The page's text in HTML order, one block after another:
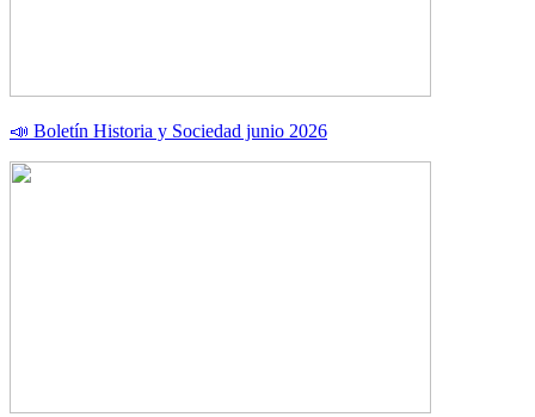
📣 Boletín Historia y Sociedad junio 2026